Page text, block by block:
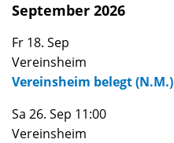
September 2026
Fr 18. Sep
Vereinsheim
Vereinsheim belegt (N.M.)
Sa 26. Sep 11:00
Vereinsheim